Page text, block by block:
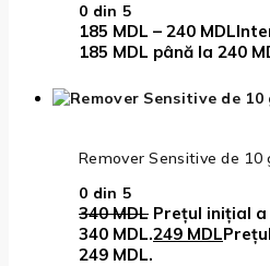
0 din 5
185 MDL – 240 MDL
185 MDL până la 240
Remover Sensitive de 10
0 din 5
340MDL Prețul inițial
340 MDL.249 MDL
249 MDL.